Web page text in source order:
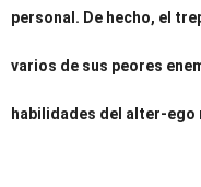
personal. De hecho, el
varios de sus peores
habilidades del alter-ego